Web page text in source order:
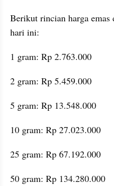
Berikut rincian harga
hari ini:
1 gram: Rp 2.763.000
2 gram: Rp 5.459.000
5 gram: Rp 13.548.000
10 gram: Rp 27.023.000
25 gram: Rp 67.192.000
50 gram: Rp 134.280.000